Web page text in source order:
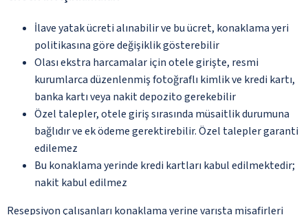
İlave yatak ücreti alınabilir ve bu ücret, konaklama yeri
politikasına göre değişiklik gösterebilir
Olası ekstra harcamalar için otele girişte, resmi
kurumlarca düzenlenmiş fotoğraflı kimlik ve kredi kartı,
banka kartı veya nakit depozito gerekebilir
Özel talepler, otele giriş sırasında müsaitlik durumuna
bağlıdır ve ek ödeme gerektirebilir. Özel talepler garanti
edilemez
Bu konaklama yerinde kredi kartları kabul edilmektedir;
nakit kabul edilmez
Resepsiyon çalışanları konaklama yerine varışta misafirleri